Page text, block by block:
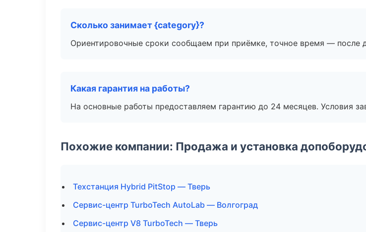
Сколько занимает {category}?
Ориентировочные сроки сообщаем при приёмке, точное время — после
Какая гарантия на работы?
На основные работы предоставляем гарантию до 24 месяцев. Условия
Похожие компании: Продажа и установка
Техстанция Hybrid PitStop — Тверь
Сервис-центр TurboTech AutoLab — Волгоград
Сервис-центр V8 TurboTech — Тверь